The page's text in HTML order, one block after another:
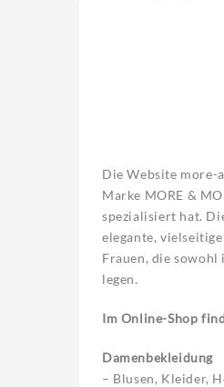
Die Website more-
Marke MORE &
spezialisiert hat.
elegante,
Frauen, die
legen.
Im Online-Shop
Damenbekleidung
– Blusen, Kleider,